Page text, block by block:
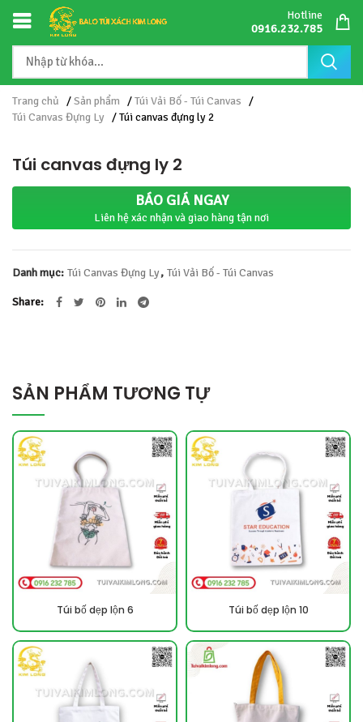
Hotline
0916.232.785
Trang chủ /Sản phẩm /Túi Vải Bố - Túi Canvas /
Túi Canvas Đựng Ly / Túi canvas đựng ly 2
Túi canvas đựng ly 2
BÁO GIÁ NGAY
Liên hệ xác nhận và giao hàng tận nơi
Danh mục: Túi Canvas Đựng Ly, Túi Vải Bố - Túi Canvas
Share
SẢN PHẨM TƯƠNG TỰ
Túi bố dẹp lộn 6 Túi bố dẹp lộn 10